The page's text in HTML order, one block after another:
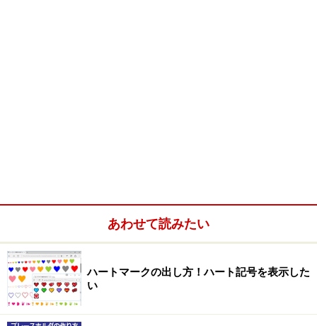
あわせて読みたい
ハートマークの出し方！ハート記号を表示した
い